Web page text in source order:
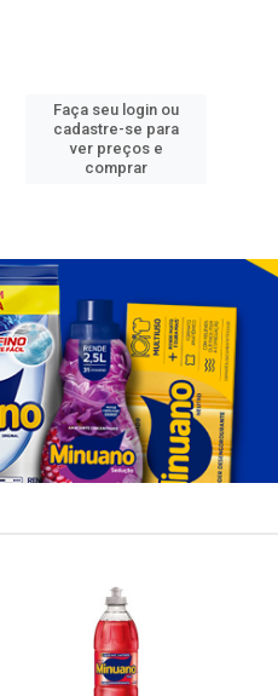
Faça seu login ou
cadastre-se para
ver preços e
comprar